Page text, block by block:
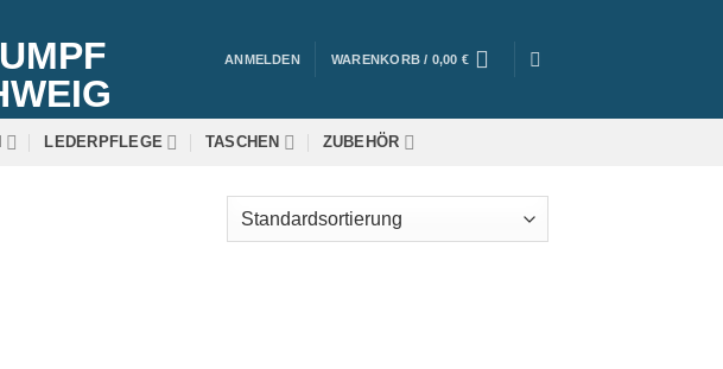
ANMELDEN WARENKORB / 0,00 €
LEDERPFLEGE TASCHEN ZUBEHÖR